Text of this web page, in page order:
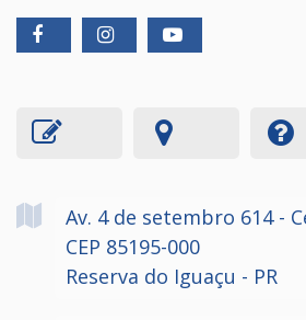
Av. 4 de setembro 614 -
CEP 85195-000
Reserva do Iguaçu - PR